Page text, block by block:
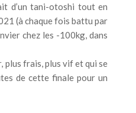
d’un tani-otoshi tout en
(à chaque fois battu par
chez les -100kg, dans
plus frais, plus vif et qui se
de cette finale pour un